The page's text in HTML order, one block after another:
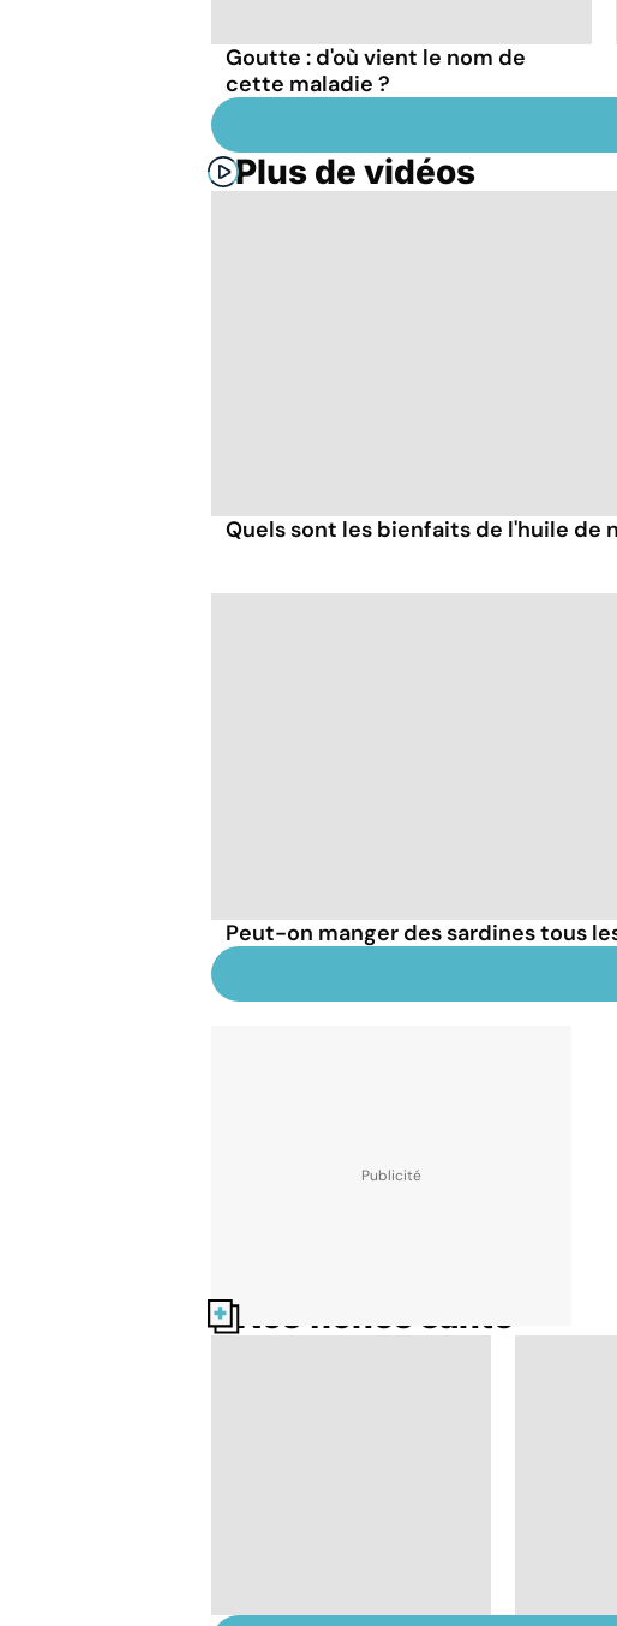
Goutte : d'où vient le nom de
cette maladie ?
Plus de vidéos
Quels sont les bienfaits de l'huile de
Peut-on manger des sardines tous
Nos fiches santé